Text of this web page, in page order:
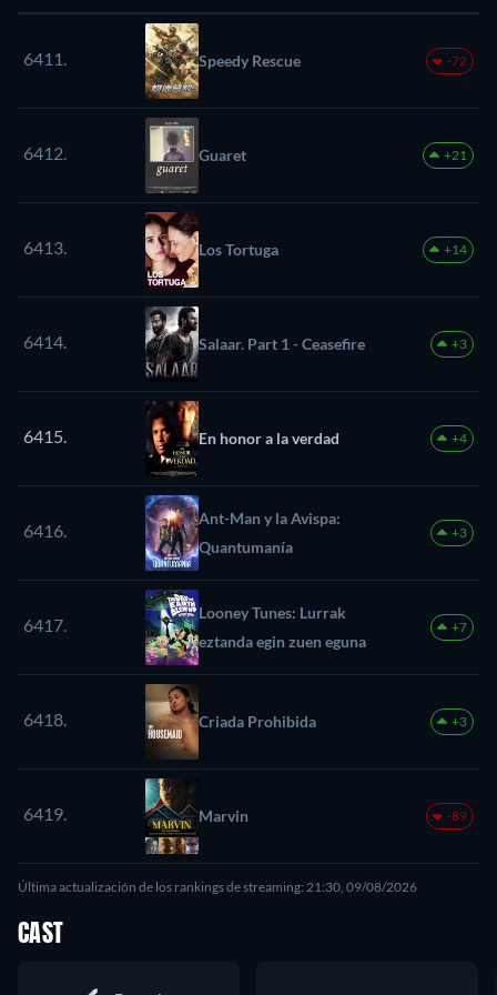
6411. Speedy Rescue -72
6412. Guaret +21
6413. Los Tortuga +14
6414. Salaar. Part 1 - Ceasefire +3
6415. En honor a la verdad +4
6416.
Ant-Man y la Avispa:
Quantumanía
+3
6417.
Looney Tunes: Lurrak
eztanda egin zuen eguna
+7
6418. Criada Prohibida +3
6419. Marvin -89
Última actualización de los rankings de streaming: 21:30, 09/08/2026
CAST